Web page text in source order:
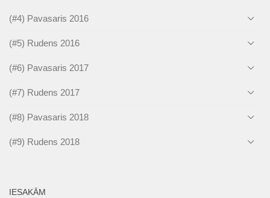
(#4) Pavasaris 2016
(#5) Rudens 2016
(#6) Pavasaris 2017
(#7) Rudens 2017
(#8) Pavasaris 2018
(#9) Rudens 2018
IESAKĀM